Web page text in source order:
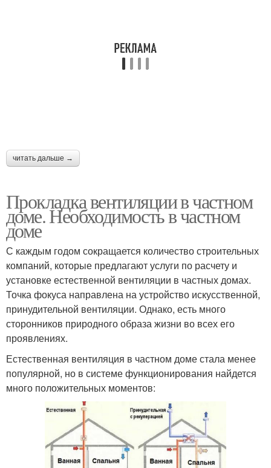
читать дальше →
Прокладка вентиляции в частном
доме. Необходимость в частном
доме
С каждым годом сокращается количество строительных
компаний, которые предлагают услуги по расчету и
установке естественной вентиляции в частных домах.
Точка фокуса направлена на устройство искусственной,
принудительной вентиляции. Однако, есть много
сторонников природного образа жизни во всех его
проявлениях.
Естественная вентиляция в частном доме стала менее
популярной, но в системе функционирования найдется
много положительных моментов: